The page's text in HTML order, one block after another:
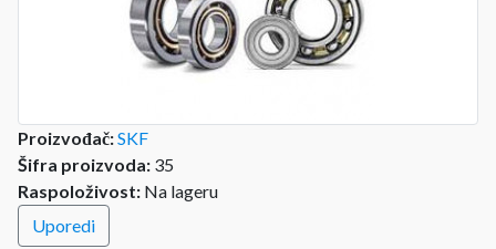
Proizvođač:SKF
Šifra proizvoda: 35
Raspoloživost: Na lageru
Uporedi